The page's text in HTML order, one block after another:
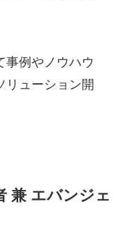
事例やノウハウ
リューション開
兼 エバンジェ